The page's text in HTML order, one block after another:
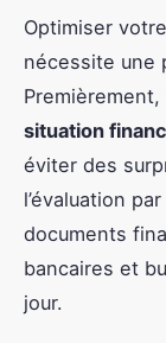
Optimiser votre
nécessite une
situation
éviter des
l’évaluation
documents
bancaires et
jour.